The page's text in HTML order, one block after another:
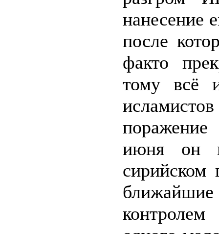
нанесение
после
факто
тому всё
июня он
сирийском